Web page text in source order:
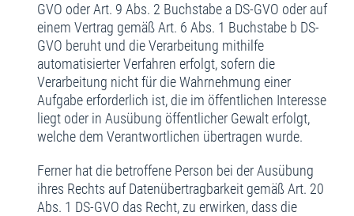
GVO oder Art. 9 Abs. 2 Buchstabe a DS-GVO oder auf
einem Vertrag gemäß Art. 6 Abs. 1 Buchstabe b DS-
GVO beruht und die Verarbeitung mithilfe
automatisierter Verfahren erfolgt, sofern die
Verarbeitung nicht für die Wahrnehmung einer
Aufgabe erforderlich ist, die im öffentlichen Interesse
liegt oder in Ausübung öffentlicher Gewalt erfolgt,
welche dem Verantwortlichen übertragen wurde.
Ferner hat die betroffene Person bei der Ausübung
ihres Rechts auf Datenübertragbarkeit gemäß Art. 20
Abs. 1 DS-GVO das Recht, zu erwirken, dass die